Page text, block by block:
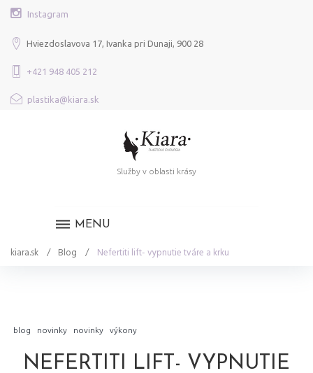
Skip
Instagram
Hviezdoslavova 17, Ivanka pri Dunaji, 900 28
+421 948 405 212
plastika@kiara.sk
Služby v oblasti krásy
MENU
kiara.sk / Blog / Nefertiti lift- vypnutie tváre a krku
blog novinky novinky výkony
NEFERTITI LIFT- VYPNUTIE